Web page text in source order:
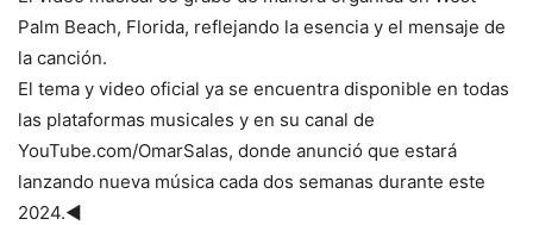
Palm Beach, Florida, reflejando la esencia y el mensaje de
la canción.
El tema y video oficial ya se encuentra disponible en todas
las plataformas musicales y en su canal de
YouTube.com/OmarSalas, donde anunció que estará
lanzando nueva música cada dos semanas durante este
2024.◄